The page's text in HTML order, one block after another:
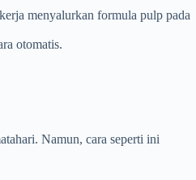
menyalurkan formula pulp pada
otomatis.
Namun, cara seperti ini